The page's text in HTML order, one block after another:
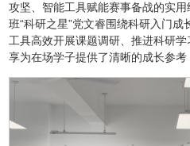
攻坚、智能工具赋能赛事备战的实
班“科研之星”党文睿围绕科研入门
工具高效开展课题调研、推进科研
享为在场学子提供了清晰的成长参考